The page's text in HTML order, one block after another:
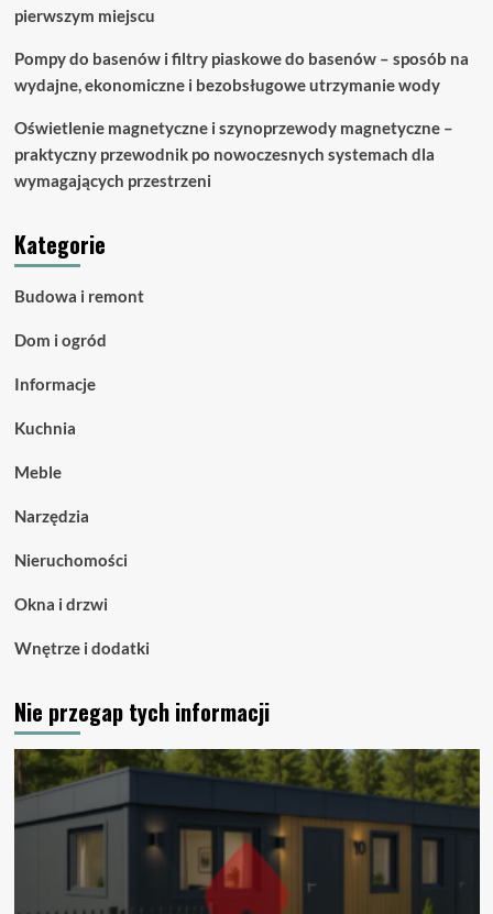
pierwszym miejscu
Pompy do basenów i filtry piaskowe do basenów – sposób na
wydajne, ekonomiczne i bezobsługowe utrzymanie wody
Oświetlenie magnetyczne i szynoprzewody magnetyczne –
praktyczny przewodnik po nowoczesnych systemach dla
wymagających przestrzeni
Kategorie
Budowa i remont
Dom i ogród
Informacje
Kuchnia
Meble
Narzędzia
Nieruchomości
Okna i drzwi
Wnętrze i dodatki
Nie przegap tych informacji